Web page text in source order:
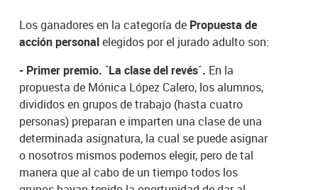
Los ganadores en la categoría de Propuesta de
acción personalelegidos por el jurado adulto son:
- Primer premio. `La clase del revés´. En la
propuesta de Mónica López Calero, los alumnos,
divididos en grupos de trabajo (hasta cuatro
personas) preparan e imparten una clase de una
determinada asignatura, la cual se puede asignar
o nosotros mismos podemos elegir, pero de tal
manera que al cabo de un tiempo todos los